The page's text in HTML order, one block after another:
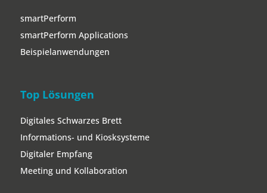
smartPerform
smartPerform Applications
Beispielanwendungen
Top Lösungen
Digitales Schwarzes Brett
Informations- und Kiosksysteme
Digitaler Empfang
Meeting und Kollaboration